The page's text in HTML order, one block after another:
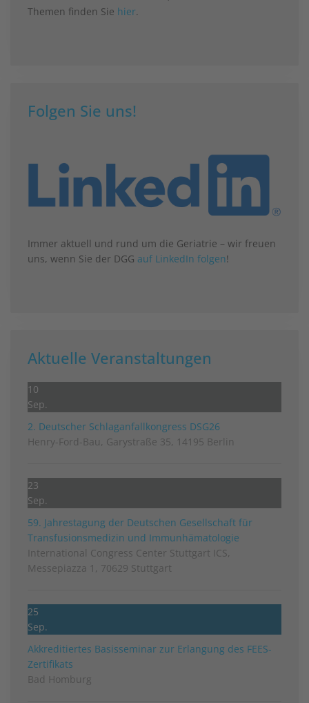
Themen finden Sie hier.
Folgen Sie uns!
Immer aktuell und rund um die Geriatrie – wir freuen
uns, wenn Sie der DGG auf LinkedIn folgen!
Aktuelle Veranstaltungen
10
Sep.
2. Deutscher Schlag­anfall­kongress DSG26
Henry-Ford-Bau, Garystraße 35, 14195 Berlin
23
Sep.
59. Jahrestagung der Deutschen Gesellschaft für
Transfusionsmedizin und Immunhämatologie
International Congress Center Stuttgart ICS,
Messepiazza 1, 70629 Stuttgart
25
Sep.
Akkreditiertes Basisseminar zur Erlangung des FEES-
Zertifikats
Bad Homburg